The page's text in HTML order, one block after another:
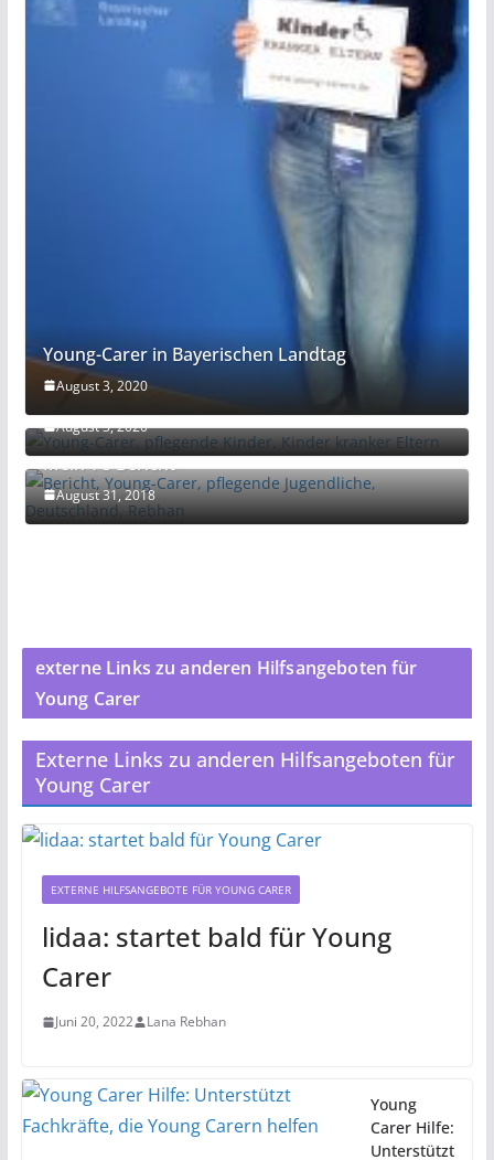
Young-Carer in Bayerischen Landtag
August 3, 2020
Emmi Zeulner MdB schreibt
August 3, 2020
Mein YC-Bericht
August 31, 2018
externe Links zu anderen Hilfsangeboten für
Young Carer
Externe Links zu anderen Hilfsangeboten für
Young Carer
EXTERNE HILFSANGEBOTE FÜR YOUNG CARER
lidaa: startet bald für Young
Carer
Juni 20, 2022 Lana Rebhan
Young
Carer Hilfe:
Unterstützt